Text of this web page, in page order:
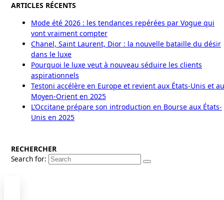
ARTICLES RÉCENTS
Mode été 2026 : les tendances repérées par Vogue qui
vont vraiment compter
Chanel, Saint Laurent, Dior : la nouvelle bataille du désir
dans le luxe
Pourquoi le luxe veut à nouveau séduire les clients
aspirationnels
Testoni accélère en Europe et revient aux États-Unis et au
Moyen-Orient en 2025
L’Occitane prépare son introduction en Bourse aux États-
Unis en 2025
RECHERCHER
Search for: